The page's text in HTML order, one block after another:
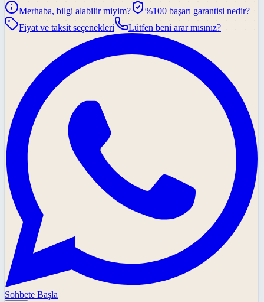
Merhaba, bilgi alabilir miyim?
%100 başarı garantisi nedir?
Fiyat ve taksit seçenekleri
Lütfen beni arar mısınız?
Sohbete Başla